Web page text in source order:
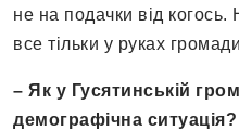
не на подачки від
все тільки у руках
– Як у Гусятинській
демографічна ситуація?